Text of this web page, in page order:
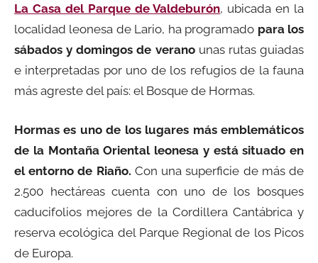
La Casa del Parque de Valdeburón, ubicada en la
localidad leonesa de Lario, ha programado para los
sábados y domingos de veranounas rutas guiadas
e interpretadas por uno de los refugios de la fauna
más agreste del país: el Bosque de Hormas.
Hormas es uno de los lugares más emblemáticos
de la Montaña Oriental leonesa y está situado en
el entorno de Riaño. Con una superficie de más de
2.500 hectáreas cuenta con uno de los bosques
caducifolios mejores de la Cordillera Cantábrica y
reserva ecológica del Parque Regional de los Picos
de Europa.